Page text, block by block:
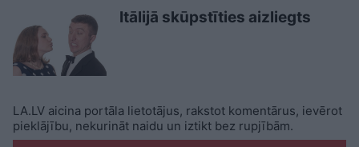
Itālijā skūpstīties aizliegts
LA.LV aicina portāla lietotājus, rakstot komentārus, ievērot
pieklājību, nekurināt naidu un iztikt bez rupjībām.